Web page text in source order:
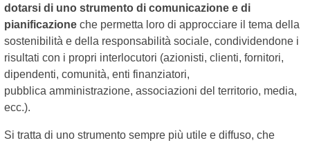
dotarsi di uno strumento di comunicazione e di
pianificazione che permetta loro di approcciare il tema della
sostenibilità e della responsabilità sociale, condividendone i
risultati con i propri interlocutori (azionisti, clienti, fornitori,
dipendenti, comunità, enti finanziatori,
pubblica amministrazione, associazioni del territorio, media,
ecc.).
Si tratta di uno strumento sempre più utile e diffuso, che